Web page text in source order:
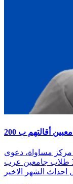
مساواة، دعوى
تعويض ضد شبكة حوانيت فيكتوري باسم 3 طلاب جامعين عرب